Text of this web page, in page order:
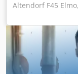
Altendorf F45
3200 mm
Voorritser:
elektrisch /
elektrisch /
positiegestuurd
Zaagblad